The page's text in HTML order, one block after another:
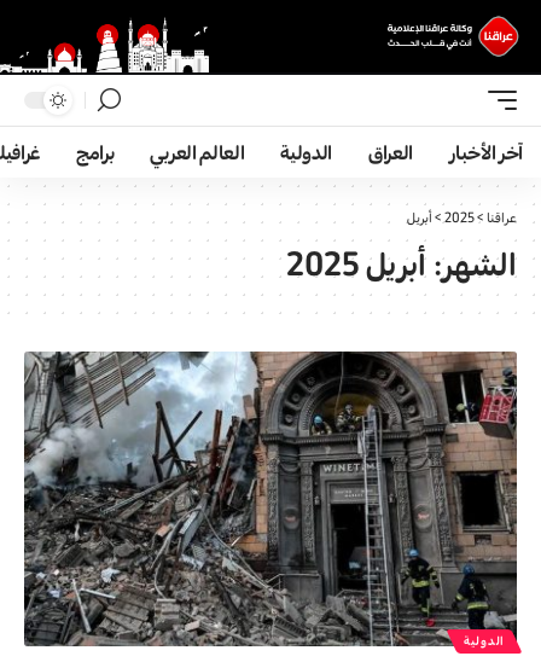
آخر الأخبار العراق الدولية العالم العربي برامج
عراقنا >
2025
>أبريل
الشهر: أبريل 2025
الدولية